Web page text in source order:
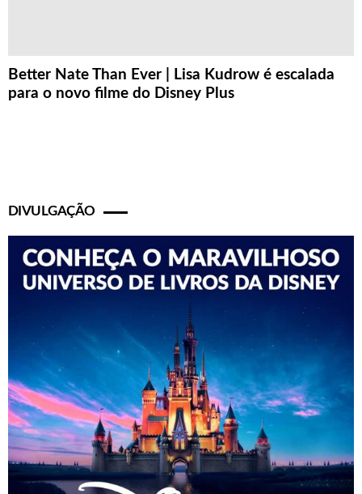
Better Nate Than Ever | Lisa Kudrow é escalada
para o novo filme do Disney Plus
DIVULGAÇÃO